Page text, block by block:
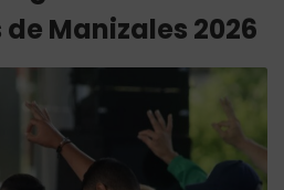
Manizales 2026